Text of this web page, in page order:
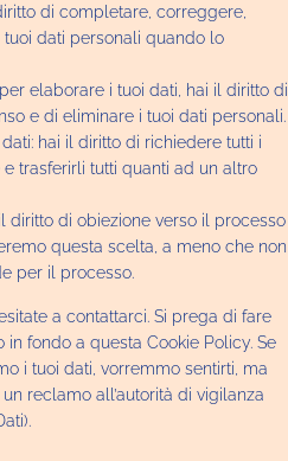
di completare, correggere,
dati personali quando lo
elaborare i tuoi dati, hai il diritto di
e di eliminare i tuoi dati personali.
hai il diritto di richiedere tutti i
trasferirli tutti quanti ad un altro
diritto di obiezione verso il processo
questa scelta, a meno che non
per il processo.
a contattarci. Si prega di fare
fondo a questa Cookie Policy. Se
i tuoi dati, vorremmo sentirti, ma
reclamo all’autorità di vigilanza